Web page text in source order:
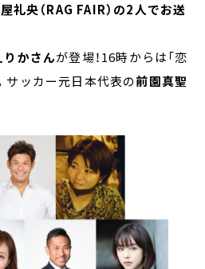
礼央（RAG FAIR）の2人でお送
りかさんが登場！16時からは「恋
サッカー元日本代表の前園真聖